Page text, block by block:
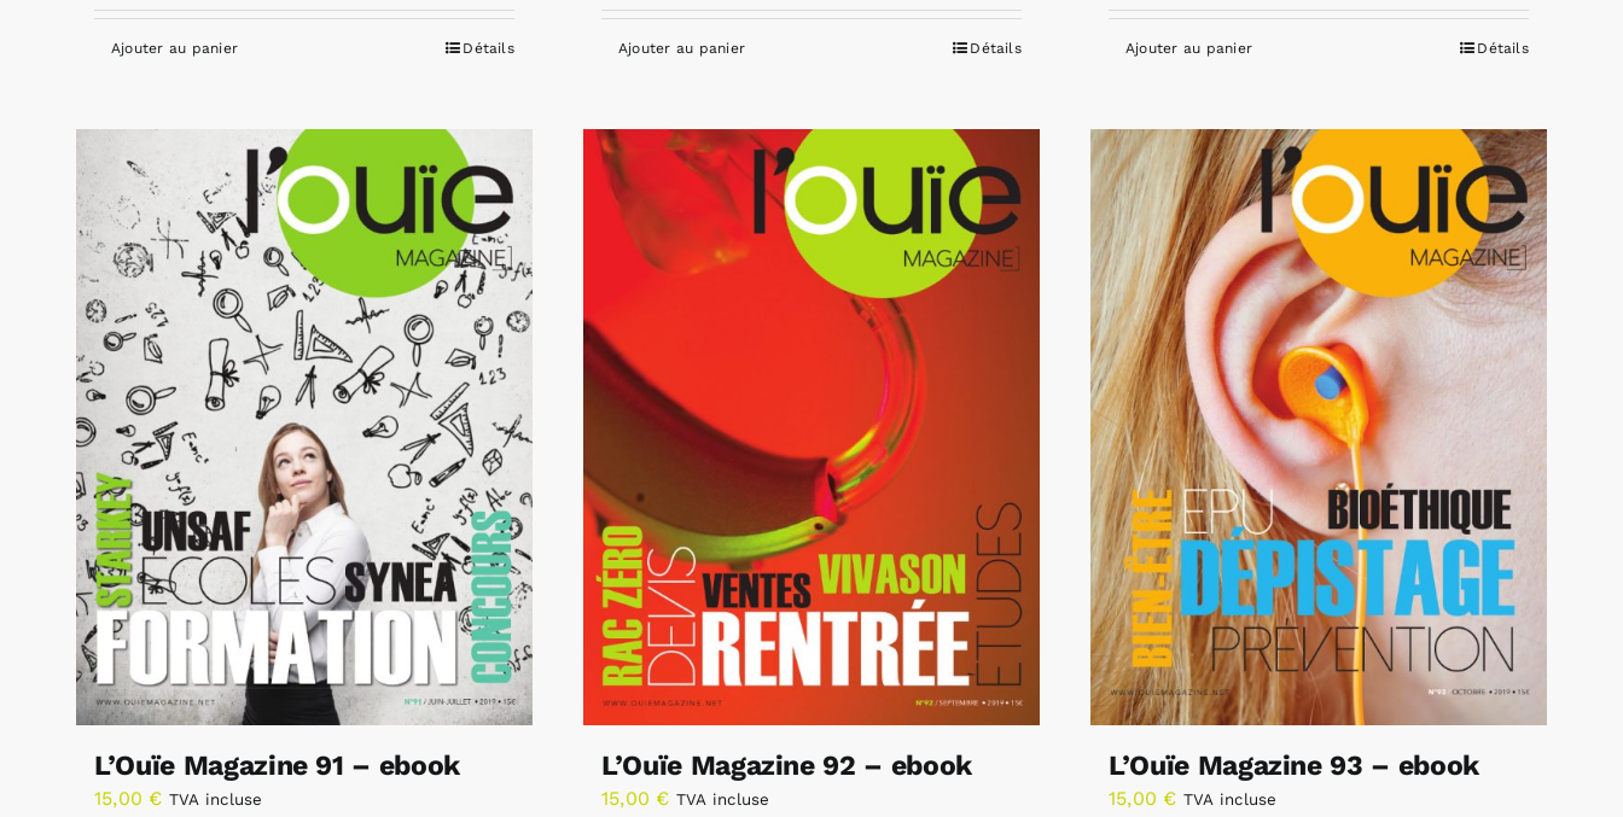
Ajouter au panier Détails Ajouter au panier Détails Ajouter au panier Détails
L’Ouïe Magazine 91 – ebook
15,00 € TVA incluse
L’Ouïe Magazine 92 – ebook
15,00 € TVA incluse
L’Ouïe Magazine 93 – ebook
15,00 € TVA incluse